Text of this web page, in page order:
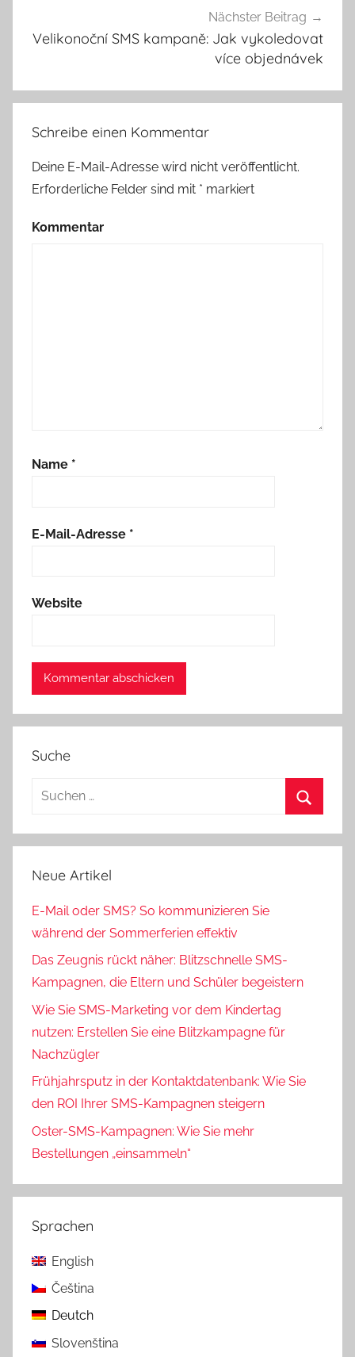
Nächster Beitrag
Velikonoční SMS kampaně: Jak vykoledovat
více objednávek
Schreibe einen Kommentar
Deine E-Mail-Adresse wird nicht veröffentlicht.
Erforderliche Felder sind mit * markiert
Kommentar
Name *
E-Mail-Adresse *
Website
Suche
Neue Artikel
E-Mail oder SMS? So kommunizieren Sie
während der Sommerferien effektiv
Das Zeugnis rückt näher: Blitzschnelle SMS-
Kampagnen, die Eltern und Schüler begeistern
Wie Sie SMS-Marketing vor dem Kindertag
nutzen: Erstellen Sie eine Blitzkampagne für
Nachzügler
Frühjahrsputz in der Kontaktdatenbank: Wie Sie
den ROI Ihrer SMS-Kampagnen steigern
Oster-SMS-Kampagnen: Wie Sie mehr
Bestellungen „einsammeln“
Sprachen
English
Čeština
Deutch
Slovenština